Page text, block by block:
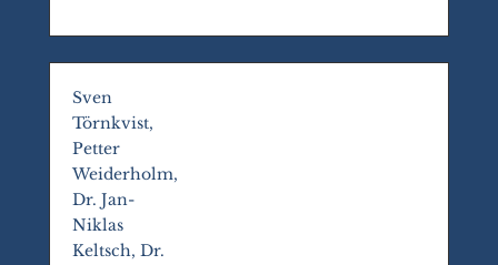
Sven
Törnkvist,
Petter
Weiderholm,
Dr. Jan-
Niklas
Keltsch, Dr.